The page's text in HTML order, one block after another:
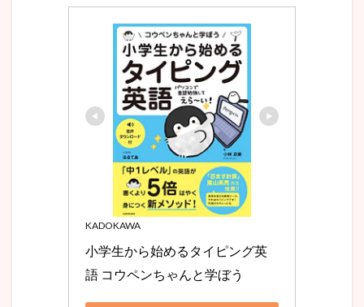
KADOKAWA
小学生から始めるタイピング英
語 コウペンちゃんと学ぼう